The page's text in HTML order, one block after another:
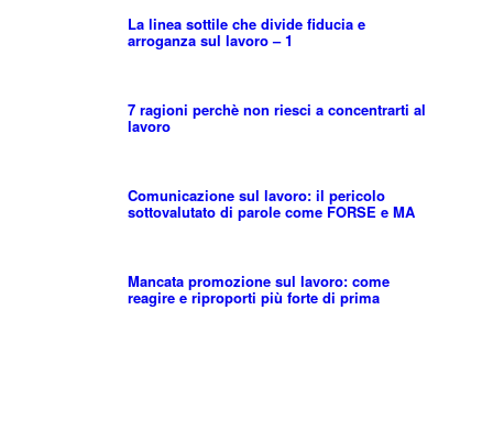
La linea sottile che divide fiducia e
arroganza sul lavoro – 1
7 ragioni perchè non riesci a concentrarti al
lavoro
Comunicazione sul lavoro: il pericolo
sottovalutato di parole come FORSE e MA
Mancata promozione sul lavoro: come
reagire e riproporti più forte di prima